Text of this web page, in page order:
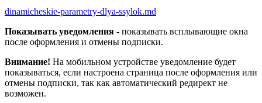
dinamicheskie-parametry-dlya-ssylok.md
Показывать уведомления - показывать всплывающие окна
после оформления и отмены подписки.
Внимание! На мобильном устройстве уведомление будет
показываться, если настроена страница после оформления или
отмены подписки, так как автоматический редирект не
возможен.